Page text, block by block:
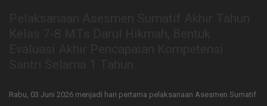
Rabu, 03 Juni 2026 menjadi hari pertama pelaksanaan Asesmen Sumatif